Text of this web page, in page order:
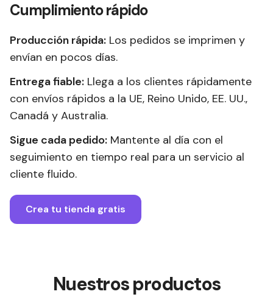
Cumplimiento rápido
Producción rápida: Los pedidos se imprimen y
envían en pocos días.
Entrega fiable: Llega a los clientes rápidamente
con envíos rápidos a la UE, Reino Unido, EE. UU.,
Canadá y Australia.
Sigue cada pedido: Mantente al día con el
seguimiento en tiempo real para un servicio al
cliente fluido.
Crea tu tienda gratis
Nuestros productos